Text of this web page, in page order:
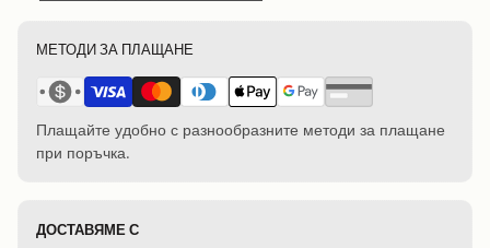
МЕТОДИ ЗА ПЛАЩАНЕ
Плащайте удобно с разнообразните методи за плащане
при поръчка.
ДОСТАВЯМЕ С